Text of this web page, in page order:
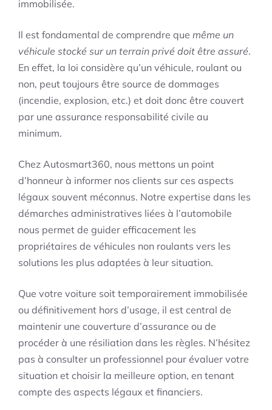
immobilisée.
Il est fondamental de comprendre que même un
véhicule stocké sur un terrain privé doit être assuré.
En effet, la loi considère qu’un véhicule, roulant ou
non, peut toujours être source de dommages
(incendie, explosion, etc.) et doit donc être couvert
par une assurance responsabilité civile au
minimum.
Chez Autosmart360, nous mettons un point
d’honneur à informer nos clients sur ces aspects
légaux souvent méconnus. Notre expertise dans les
démarches administratives liées à l’automobile
nous permet de guider efficacement les
propriétaires de véhicules non roulants vers les
solutions les plus adaptées à leur situation.
Que votre voiture soit temporairement immobilisée
ou définitivement hors d’usage, il est central de
maintenir une couverture d’assurance ou de
procéder à une résiliation dans les règles. N’hésitez
pas à consulter un professionnel pour évaluer votre
situation et choisir la meilleure option, en tenant
compte des aspects légaux et financiers.